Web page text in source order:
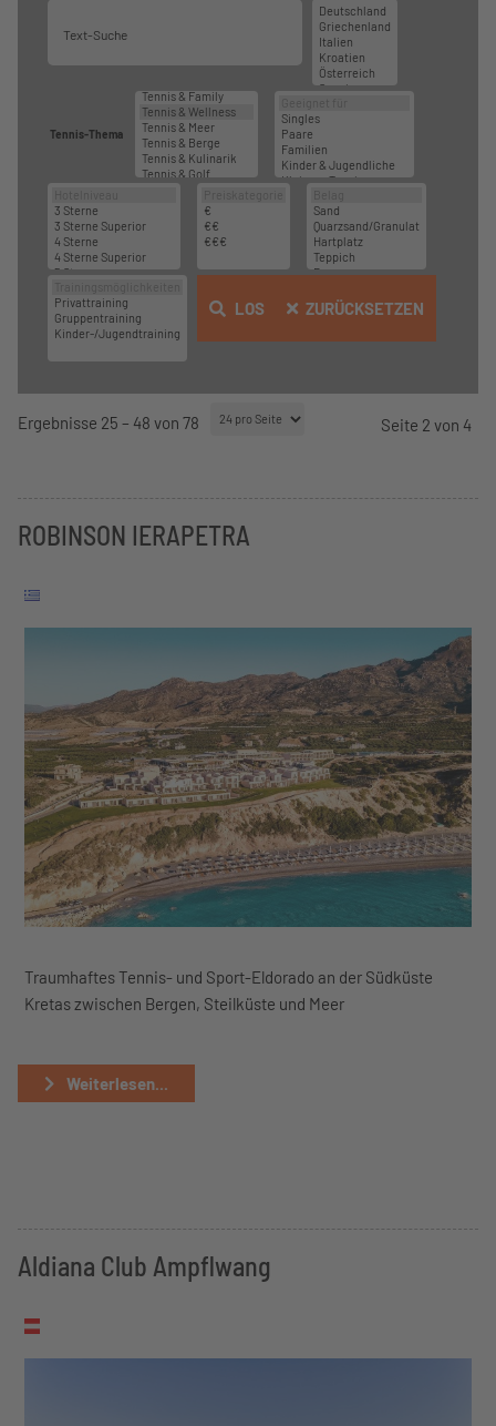
Tennis-Thema
LOS ZURÜCKSETZEN
Ergebnisse 25 – 48 von 78 Seite 2 von 4
ROBINSON IERAPETRA
Traumhaftes Tennis- und Sport-Eldorado an der Südküste
Kretas zwischen Bergen, Steilküste und Meer
Weiterlesen...
Aldiana Club Ampflwang